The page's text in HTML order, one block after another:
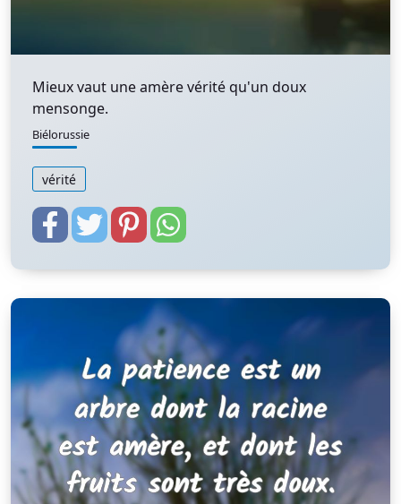
Mieux vaut une amère vérité qu'un doux
mensonge.
Biélorussie
vérité